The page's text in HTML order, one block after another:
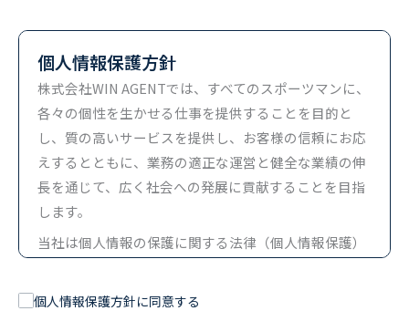
個人情報保護方針
株式会社WIN AGENTでは、すべてのスポーツマンに、
各々の個性を生かせる仕事を提供することを目的と
し、質の高いサービスを提供し、お客様の信頼にお応
えするとともに、業務の適正な運営と健全な業績の伸
長を通じて、広く社会への発展に貢献することを目指
します。
当社は個人情報の保護に関する法律（個人情報保護）
下のとおりお客様の個人情報の保護に努めます。
個人情報保護方針に同意する